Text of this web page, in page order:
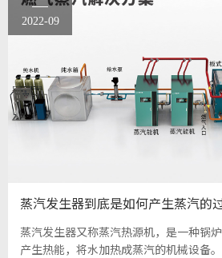
2022-09
蒸汽发生器到底是如何产生蒸汽的
蒸汽发生器又称蒸汽热源机，是一种锅
产生热能，将水加热成蒸汽的机械设备